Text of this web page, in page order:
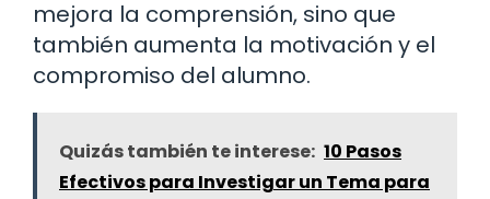
mejora la comprensión, sino que
también aumenta la motivación y el
compromiso del alumno.
Quizás también te interese: 10 Pasos
Efectivos para Investigar un Tema para